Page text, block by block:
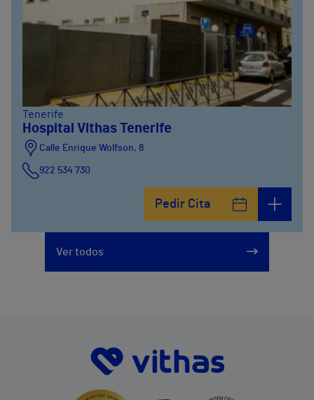
Tenerife
Hospital Vithas Tenerife
Calle Enrique Wolfson, 8
922 534 730
Pedir Cita
Ver todos